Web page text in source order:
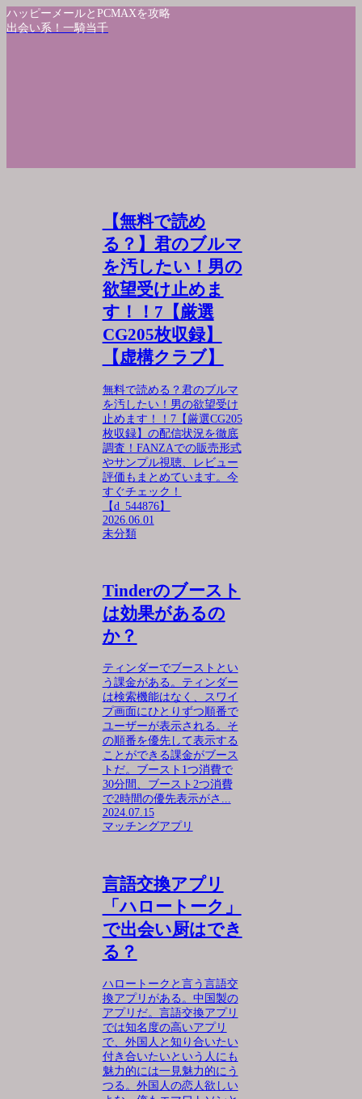
ハッピーメールとPCMAXを攻略
出会い系！一騎当千
【無料で読め
る？】君のブルマ
を汚したい！男の
欲望受け止めま
す！！7【厳選
CG205枚収録】
【虚構クラブ】
無料で読める？君のブルマ
を汚したい！男の欲望受け
止めます！！7【厳選CG205
枚収録】の配信状況を徹底
調査！FANZAでの販売形式
やサンプル視聴、レビュー
評価もまとめています。今
すぐチェック！
【d_544876】
2026.06.01
未分類
Tinderのブースト
は効果があるの
か？
ティンダーでブーストとい
う課金がある。ティンダー
は検索機能はなく、スワイ
プ画面にひとりずつ順番で
ユーザーが表示される。そ
の順番を優先して表示する
ことができる課金がブース
トだ。ブースト1つ消費で
30分間、ブースト2つ消費
で2時間の優先表示がさ...
2024.07.15
マッチングアプリ
言語交換アプリ
「ハロートーク」
で出会い厨はでき
る？
ハロートークと言う言語交
換アプリがある。中国製の
アプリだ。言語交換アプリ
では知名度の高いアプリ
で、外国人と知り合いたい
付き合いたいという人にも
魅力的には一見魅力的にう
つる。外国人の恋人欲しい